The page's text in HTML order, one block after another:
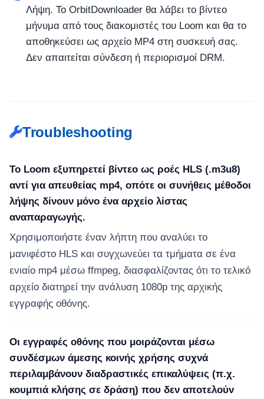
Λήψη. Το OrbitDownloader θα λάβει το βίντεο
μήνυμα από τους διακομιστές του Loom και θα το
αποθηκεύσει ως αρχείο MP4 στη συσκευή σας.
Δεν απαιτείται σύνδεση ή περιορισμοί DRM.
Troubleshooting
Το Loom εξυπηρετεί βίντεο ως ροές HLS (.m3u8)
αντί για απευθείας mp4, οπότε οι συνήθεις μέθοδοι
λήψης δίνουν μόνο ένα αρχείο λίστας
αναπαραγωγής.
Χρησιμοποιήστε έναν λήπτη που αναλύει το
μανιφέστο HLS και συγχωνεύει τα τμήματα σε ένα
ενιαίο mp4 μέσω ffmpeg, διασφαλίζοντας ότι το τελικό
αρχείο διατηρεί την ανάλυση 1080p της αρχικής
εγγραφής οθόνης.
Οι εγγραφές οθόνης που μοιράζονται μέσω
συνδέσμων άμεσης κοινής χρήσης συχνά
περιλαμβάνουν διαδραστικές επικαλύψεις (π.χ.
κουμπιά κλήσης σε δράση) που δεν αποτελούν